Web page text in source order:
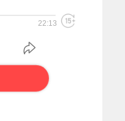
22:13